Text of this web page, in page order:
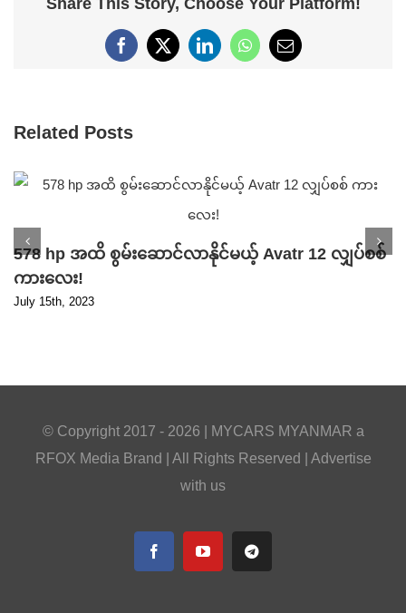
Share This Story, Choose Your Platform!
Facebook
X LinkedInWhatsApp
Email
Related Posts
578 hp အထိ စွမ်းဆောင်လာနိုင်မယ့် Avatr 12 လျှပ်စစ်
ကားလေး!
July 15th, 2023
© Copyright 2017 - 2026 | MYCARS MYANMAR a
RFOX MediaBrand | All Rights Reserved | Advertise
with us
FacebookYouTubeTelegram